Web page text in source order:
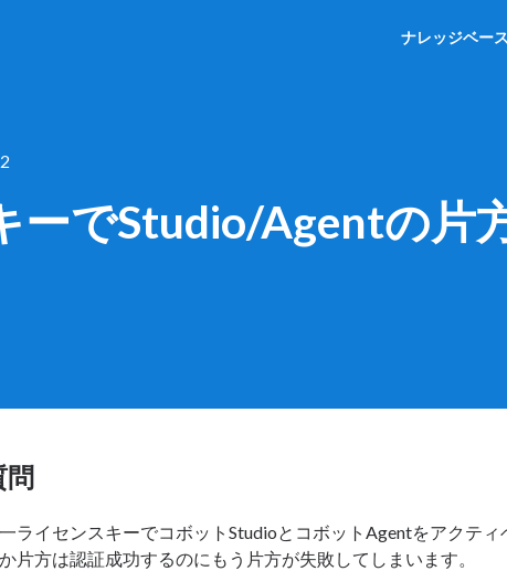
ナレッジベース
ーでStudio/Agentの片
問
ライセンスキーでコボットStudioとコボットAgentをアクテ
片方は認証成功するのにもう片方が失敗してしまいます。